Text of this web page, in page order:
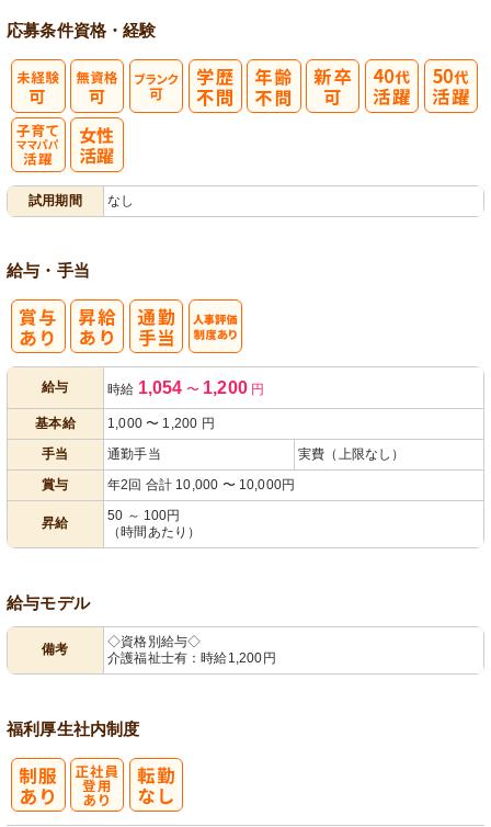
応募条件資格・経験
試用期間 なし
給与・手当
給与 時給 1,054 〜 1,200円
基本給 1,000 〜 1,200 円
手当
通勤手当
実費（上限なし）
賞与
年2回 合計 10,000 〜 10,000円
昇給
50 ～ 100円
（時間あたり）
給与モデル
備考
◇資格別給与◇
介護福祉士有：時給1,200円
福利厚生社内制度